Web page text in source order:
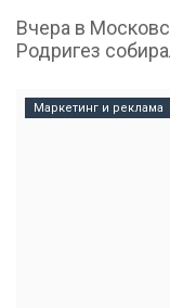
Вчера в
Родригез
Маркетинг и реклама